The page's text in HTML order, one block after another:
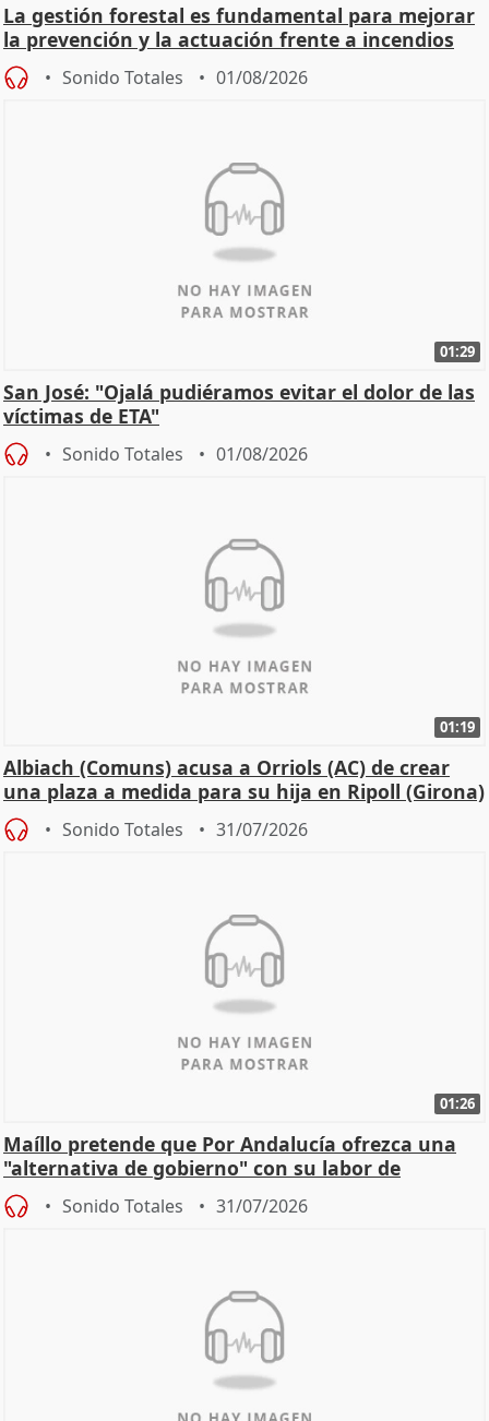
La gestión forestal es fundamental para mejorar
la prevención y la actuación frente a incendios
Sonido Totales 01/08/2026
01:29
San José: "Ojalá pudiéramos evitar el dolor de las
víctimas de ETA"
Sonido Totales 01/08/2026
01:19
Albiach (Comuns) acusa a Orriols (AC) de crear
una plaza a medida para su hija en Ripoll (Girona)
Sonido Totales 31/07/2026
01:26
Maíllo pretende que Por Andalucía ofrezca una
"alternativa de gobierno" con su labor de
oposición
Sonido Totales 31/07/2026